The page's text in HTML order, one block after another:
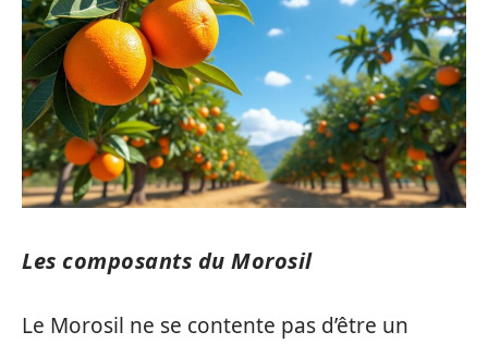
Les composants du Morosil
Le Morosil ne se contente pas d’être un